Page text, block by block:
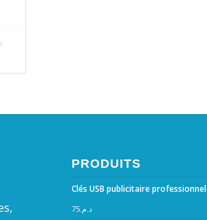
PRODUITS
Clés USB publicitaire professionnel
د.م.75